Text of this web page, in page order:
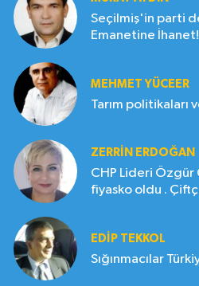
Seçilmiş'in parti
Emanetine İhanet!
MEHMET YÜCEER
Tarım politikaları
ZERRIN ERDOĞAN
CHP Lideri Özgür
fiyasko oldu . Çiftçi
EDIP TEKKOL
Sığınmacılar